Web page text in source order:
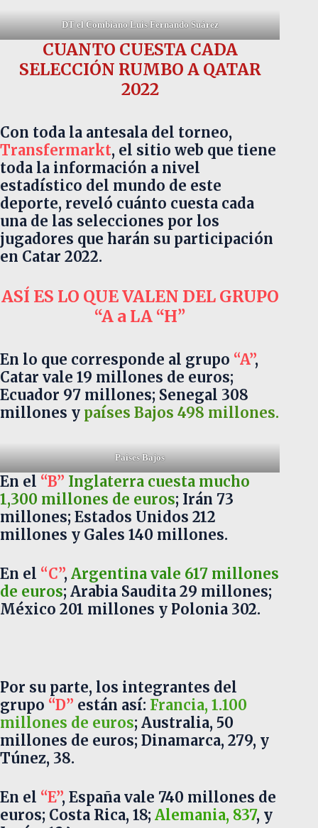
DT el Combiano Luis Fernando Suárez
CUANTO CUESTA CADA
SELECCIÓN RUMBO A QATAR
2022
Con toda la antesala del torneo,
Transfermarkt, el sitio web que tiene
toda la información a nivel
estadístico del mundo de este
deporte, reveló cuánto cuesta cada
una de las selecciones por los
jugadores que harán su participación
en Catar 2022.
ASÍ ES LO QUE VALEN DEL GRUPO
“A a LA “H”
En lo que corresponde al grupo “A”,
Catar vale 19 millones de euros;
Ecuador 97 millones; Senegal 308
millones y países Bajos 498 millones.
Paises Bajos
En el “B” Inglaterra cuesta mucho
1,300 millones de euros; Irán 73
millones; Estados Unidos 212
millones y Gales 140 millones.
En el “C”, Argentina vale 617 millones
de euros; Arabia Saudita 29 millones;
México 201 millones y Polonia 302.
Por su parte, los integrantes del
grupo “D” están así: Francia, 1.100
millones de euros; Australia, 50
millones de euros; Dinamarca, 279, y
Túnez, 38.
En el “E”, España vale 740 millones de
euros; Costa Rica, 18; Alemania, 837, y